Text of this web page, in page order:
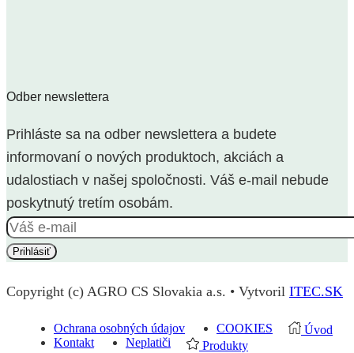
Odber newslettera
Prihláste sa na odber newslettera a budete
informovaní o nových produktoch, akciách a
udalostiach v našej spoločnosti. Váš e-mail nebude
poskytnutý tretím osobám.
Copyright (c) AGRO CS Slovakia a.s. • Vytvoril ITEC.SK
Ochrana osobných údajov
COOKIES
Kontakt
Neplatiči
Úvod
Produkty